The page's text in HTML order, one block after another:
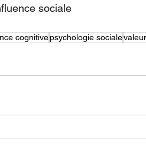
sociale
cognitivepsychologie sociale